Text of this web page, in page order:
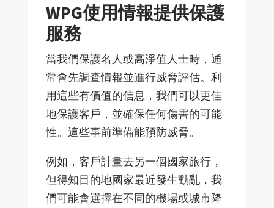
WPG使用情報提供保護
服務
當我們保護名人或高淨值人士時，通
常會先調查情報並進行威脅評估。利
用這些有價值的信息，我們可以更佳
地保護客戶，並確保任何傷害的可能
性。這些事前準備能預防威脅。
例如，客戶計畫去另一個國家旅行，
但得知目的地國家最近發生動亂，我
們可能會選擇在不同的機場或城市降